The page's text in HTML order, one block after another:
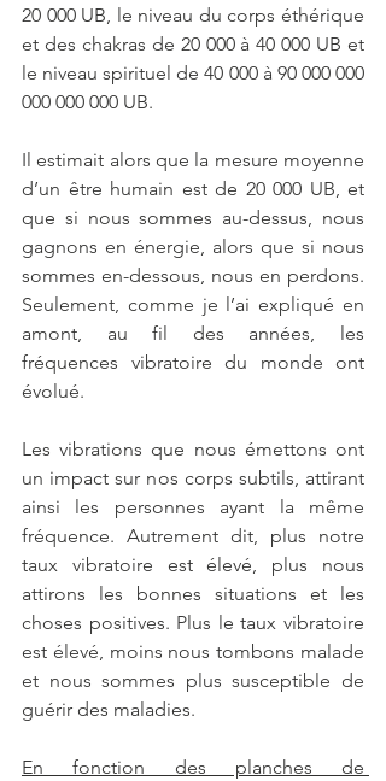
20 000 UB, le niveau du corps éthérique
et des chakras de 20 000 à 40 000 UB et
le niveau spirituel de 40 000 à 90 000 000
000 000 000 UB.
Il estimait alors que la mesure moyenne
d’un être humain est de 20 000 UB, et
que si nous sommes au-dessus, nous
gagnons en énergie, alors que si nous
sommes en-dessous, nous en perdons.
Seulement, comme je l’ai expliqué en
amont, au fil des années, les
fréquences vibratoire du monde ont
évolué.
Les vibrations que nous émettons ont
un impact sur nos corps subtils, attirant
ainsi les personnes ayant la même
fréquence. Autrement dit, plus notre
taux vibratoire est élevé, plus nous
attirons les bonnes situations et les
choses positives. Plus le taux vibratoire
est élevé, moins nous tombons malade
et nous sommes plus susceptible de
guérir des maladies.
En fonction des planches de